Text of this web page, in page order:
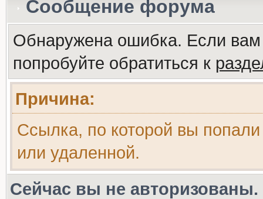
Сообщение форума
Обнаружена ошибка. Если
попробуйте обратиться к
Причина:
Ссылка, по которой вы
или удаленной.
Сейчас вы не авторизованы.